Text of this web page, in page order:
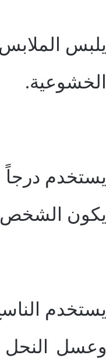
يلبس الملابس
الخشوعية.
يستخدم
يكون الشخص
يستخدم
وعسل النحل